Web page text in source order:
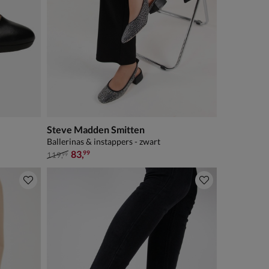
Steve Madden Smitten
Ballerinas & instappers - zwart
van € 119,99 voor € 83,99
119,99 83,99